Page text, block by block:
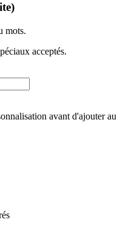
mots.
acceptés.
avant d'ajouter au